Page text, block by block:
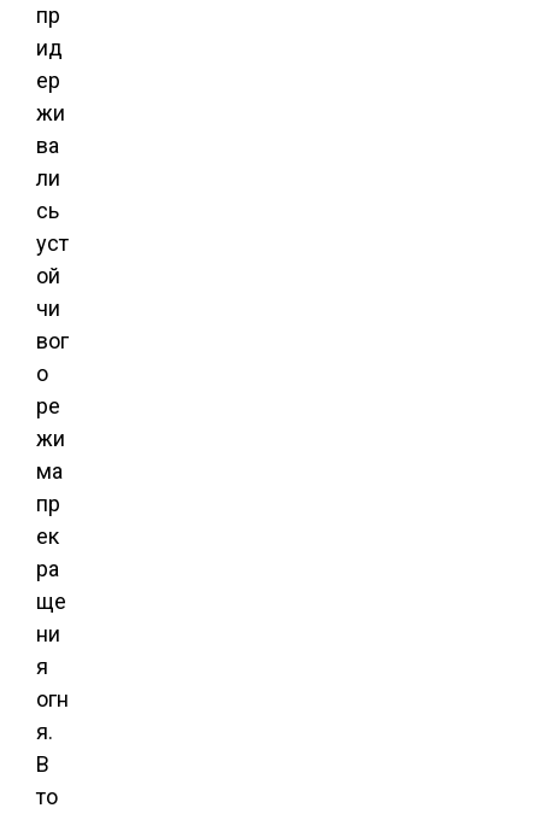
пр
ид
ер
жи
ва
ли
сь
уст
ой
чи
вог
о
ре
жи
ма
пр
ек
ра
ще
ни
я
огн
я.
В
то